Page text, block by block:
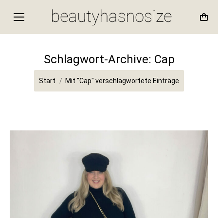
Schlagwort-Archive: Cap
Sie befinden sich hier:
Start Mit "Cap" verschlagwortete Einträge